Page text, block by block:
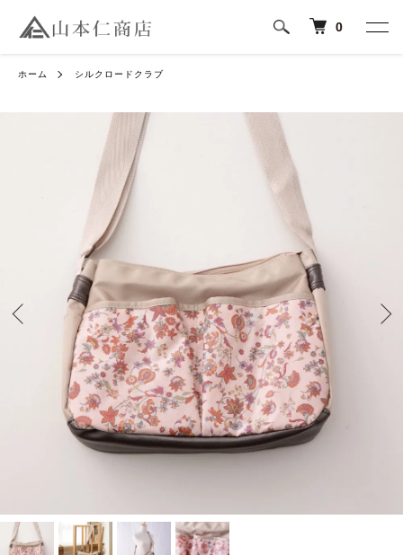
0
ホーム シルクロードクラブ